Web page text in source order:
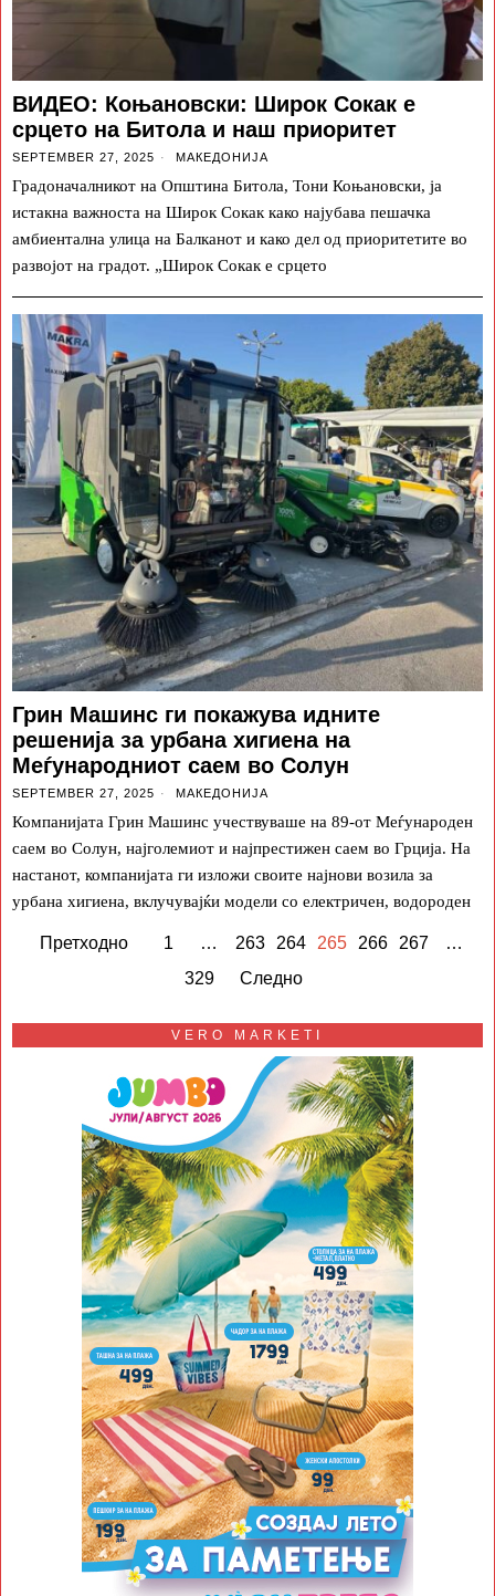
ВИДЕО: Коњановски: Широк Сокак е
срцето на Битола и наш приоритет
SEPTEMBER 27, 2025 МАКЕДОНИЈА
Градоначалникот на Општина Битола, Тони Коњановски, ја
истакна важноста на Широк Сокак како најубава пешачка
амбиентална улица на Балканот и како дел од приоритетите во
развојот на градот. „Широк Сокак е срцето
Грин Машинс ги покажува идните
решенија за урбана хигиена на
Меѓународниот саем во Солун
SEPTEMBER 27, 2025 МАКЕДОНИЈА
Компанијата Грин Машинс учествуваше на 89-от Меѓународен
саем во Солун, најголемиот и најпрестижен саем во Грција. На
настанот, компанијата ги изложи своите најнови возила за
урбана хигиена, вклучувајќи модели со електричен, водороден
Претходно 1 … 263 264 265 266 267
…
329
Следно
VERO MARKETI